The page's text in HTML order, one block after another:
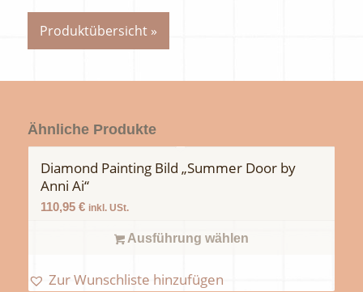
Produktübersicht »
Ähnliche Produkte
Diamond Painting Bild „Summer Door by
Anni Ai“
110,95 € inkl. USt.
Ausführung wählen
Zur Wunschliste hinzufügen